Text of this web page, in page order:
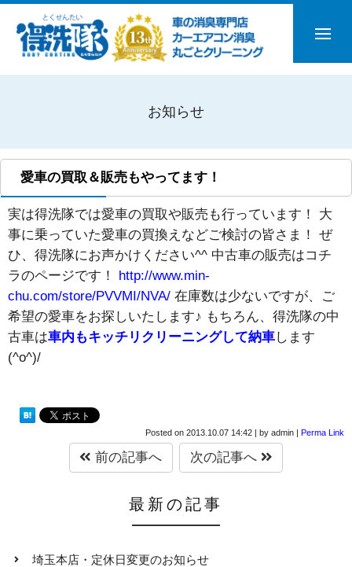
お知らせ
愛車の買取＆販売もやってます！
実は得洗隊では愛車の買取や販売も行っています！ 大
事に乗っていた愛車の買換えなどご検討の皆さま！ ぜ
ひ、得洗隊にお声かけください^^ 中古車の販売はコチ
ラのページです！ http://www.min-
chu.com/store/PVVMI/NVA/ 在庫数は少ないですが、ご
希望の愛車をお探しいたします♪ もちろん、得洗隊の中
古車は車内もキッチリクリーニングして納車します
(^o^)/
Posted on 2013.10.07 14:42 | by admin | Perma Link
前の記事へ 次の記事へ
最新の記事
埼玉本店・定休日変更のお知らせ